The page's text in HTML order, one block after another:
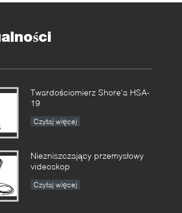
Twardościomierz Shore'a HSA-
19
Czytaj więcej
Niezniszczający przemysłowy
videoskop
Czytaj więcej